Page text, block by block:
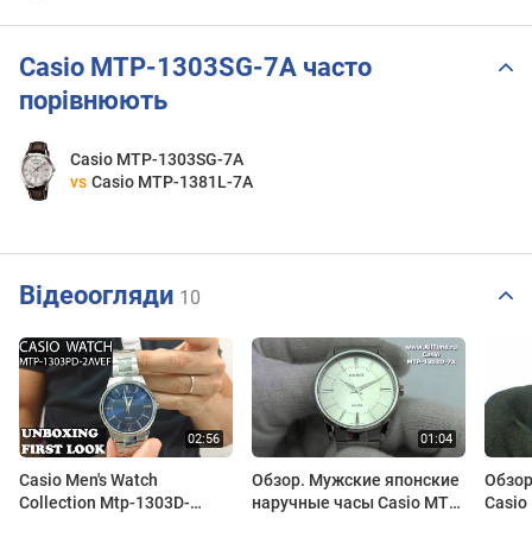
Casio MTP-1303SG-7A часто
порівнюють
Casio MTP-1303SG-7A
vs Casio MTP-1381L-7A
Відеоогляди 10
Casio Men's Watch
Collection Mtp-1303D-
Обзор. Мужские японские
наручные часы Casio MTP-
Casio